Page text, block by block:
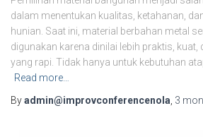
dalam menentukan kualitas, ketahanan,
hunian. Saat ini, material berbahan metal
digunakan karena dinilai lebih praktis,
yang rapi. Tidak hanya untuk kebutuhan
Read more…
Byadmin@improvconferencenola 3